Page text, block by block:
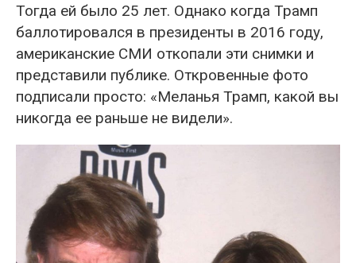
Тогда ей было 25 лет. Однако когда Трамп
баллотировался в президенты в 2016 году,
американские СМИ откопали эти снимки и
представили публике. Откровенные фото
подписали просто: «Меланья Трамп, какой вы
никогда ее раньше не видели».